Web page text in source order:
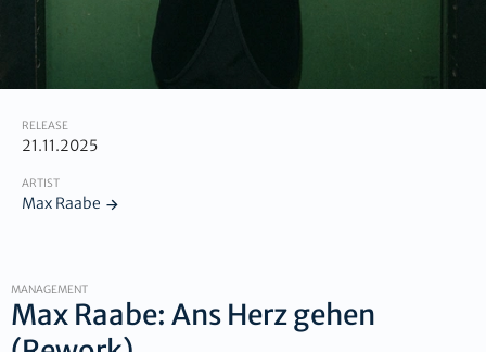
RELEASE
21.11.2025
ARTIST
Max Raabe
MANAGEMENT
Max Raabe: Ans Herz gehen